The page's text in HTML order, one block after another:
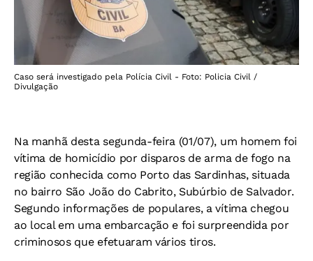
Caso será investigado pela Polícia Civil - Foto: Policia Civil /
Divulgação
Na manhã desta segunda-feira (01/07), um homem foi
vítima de homicídio por disparos de arma de fogo na
região conhecida como Porto das Sardinhas, situada
no bairro São João do Cabrito, Subúrbio de Salvador.
Segundo informações de populares, a vítima chegou
ao local em uma embarcação e foi surpreendida por
criminosos que efetuaram vários tiros.